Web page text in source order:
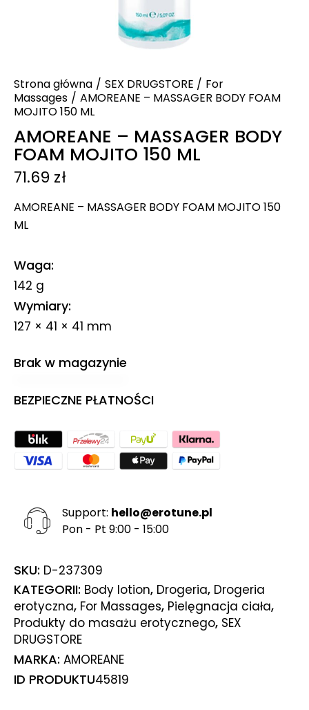
Strona główna SEX DRUGSTORE
For
Massages
AMOREANE – MASSAGER BODY FOAM
MOJITO 150 ML
AMOREANE – MASSAGER BODY
FOAM MOJITO 150 ML
71.69 zł
AMOREANE – MASSAGER BODY FOAM MOJITO 150
ML
Waga
142 g
Wymiary
127 × 41 × 41 mm
Brak w magazynie
BEZPIECZNE PŁATNOŚCI
Support: hello@erotune.pl
Pon - Pt 9:00 - 15:00
SKU: D-237309
KATEGORII: Body lotion, Drogeria, Drogeria
erotyczna, For Massages, Pielęgnacja ciała,
Produkty do masażu erotycznego, SEX
DRUGSTORE
MARKA: AMOREANE
ID PRODUKTU45819